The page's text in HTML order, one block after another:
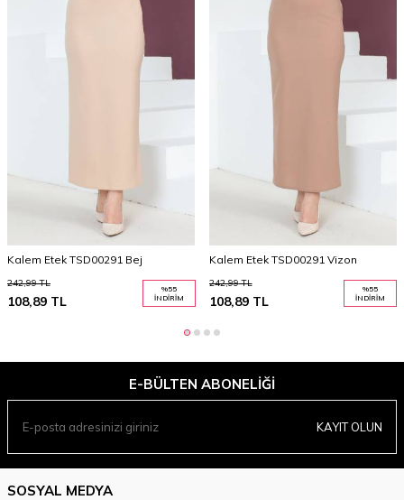
Kalem Etek TSD00291 Bej
242,99TL
108,89 TL
%55
İNDIRIM
Kalem Etek TSD00291 Vizon
242,99TL
108,89TL
%55
İNDIRIM
E-BÜLTEN ABONELIĞI
KAYIT OLUN
SOSYAL MEDYA